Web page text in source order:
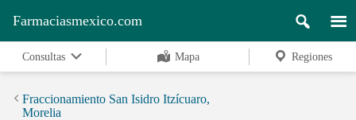
Farmaciasmexico.com
Consultas Mapa Regiones
Fraccionamiento San Isidro Itzícuaro,
Morelia